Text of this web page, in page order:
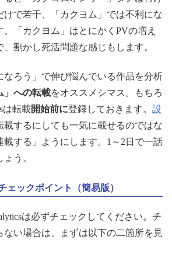
けで若干、「カクヨム」では不利にな
。「カクヨム」はとにかくPVの増え
割かし死活問題な感じもします。
なろう」で伸び悩んでいる作品を分析
」への転載をオススメシマス。もちろ
は転載開始前に登録しておきます。 設
載するにしても一気に載せるのではな
載する」ようにします。1～2日で一話
う。
ェックポイント（簡易版）
は必ずチェックしてください。チ
ない場合は、まずは以下の二箇所を見